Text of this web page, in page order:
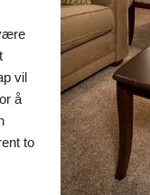
vil
å
to